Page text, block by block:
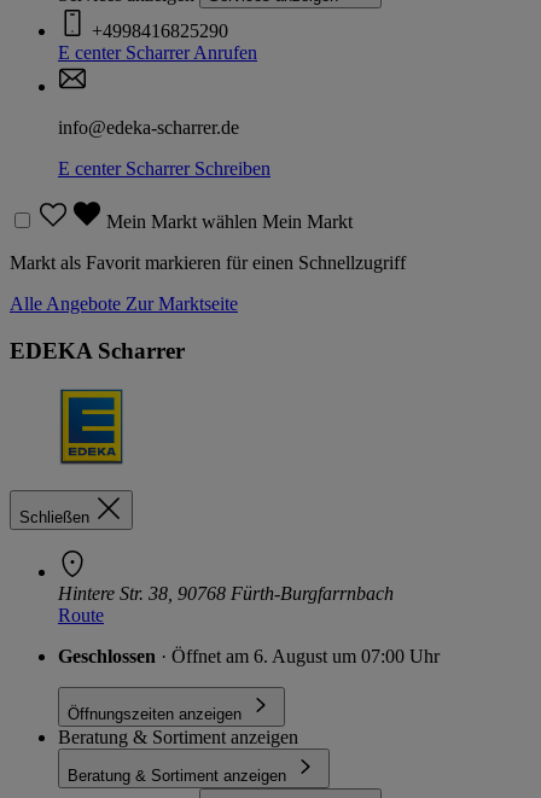
+4998416825290
E center ScharrerAnrufen
info@edeka-scharrer.de
E center ScharrerSchreiben
Mein Markt wählen Mein Markt
Markt als Favorit markieren für einen Schnellzugriff
Alle Angebote Zur Marktseite
EDEKA Scharrer
Schließen
Hintere Str. 38, 90768 Fürth-Burgfarrnbach
Route
Geschlossen · Öffnet am 6. August um 07:00 Uhr
Öffnungszeiten anzeigen
Beratung & Sortiment anzeigen
Beratung & Sortiment anzeigen